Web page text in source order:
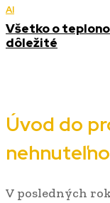
AI
Všetko o
dôležité
Úvod do
V posledných